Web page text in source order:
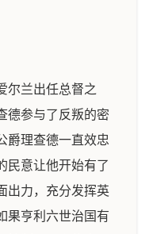
尔兰出任总督之
德参与了反叛的密
爵理查德一直效忠
民意让他开始有了
力，充分发挥英
果亨利六世治国有